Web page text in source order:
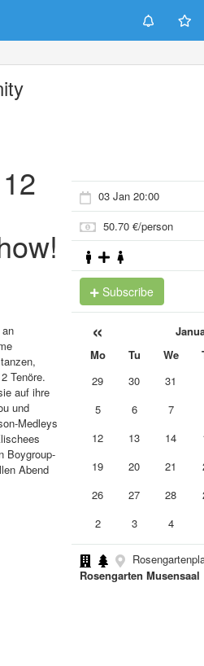
Tenöre.
auf ihre
und
Medleys
Boygroup-
Abend
03 Jan 20:00
50.70 €/person
Subscribe
«
Mo Tu We
29
30 31
5
6 7
12
13 14
19
20 21
26
27 28
2
3 4
Rosengarten Musensaal